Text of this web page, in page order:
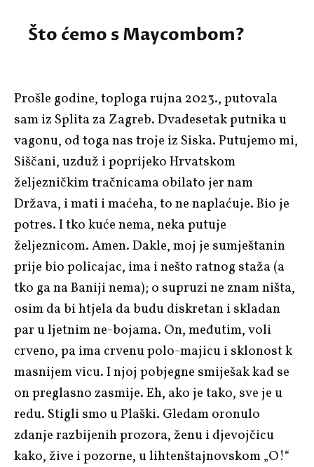
Što ćemo s Maycombom?
Prošle godine, toploga rujna 2023., putovala
sam iz Splita za Zagreb. Dvadesetak putnika u
vagonu, od toga nas troje iz Siska. Putujemo mi,
Siščani, uzduž i poprijeko Hrvatskom
željezničkim tračnicama obilato jer nam
Država, i mati i maćeha, to ne naplaćuje. Bio je
potres. I tko kuće nema, neka putuje
željeznicom. Amen. Dakle, moj je sumještanin
prije bio policajac, ima i nešto ratnog staža (a
tko ga na Baniji nema); o supruzi ne znam ništa,
osim da bi htjela da budu diskretan i skladan
par u ljetnim ne-bojama. On, međutim, voli
crveno, pa ima crvenu polo-majicu i sklonost k
masnijem vicu. I njoj pobjegne smiješak kad se
on preglasno zasmije. Eh, ako je tako, sve je u
redu. Stigli smo u Plaški. Gledam oronulo
zdanje razbijenih prozora, ženu i djevojčicu
kako, žive i pozorne, u lihtenštajnovskom „O!“